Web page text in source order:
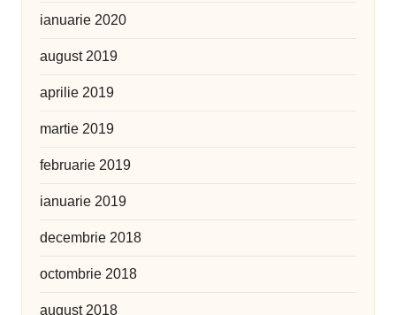
ianuarie 2020
august 2019
aprilie 2019
martie 2019
februarie 2019
ianuarie 2019
decembrie 2018
octombrie 2018
august 2018